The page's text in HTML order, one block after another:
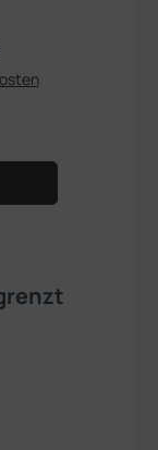
Preis: